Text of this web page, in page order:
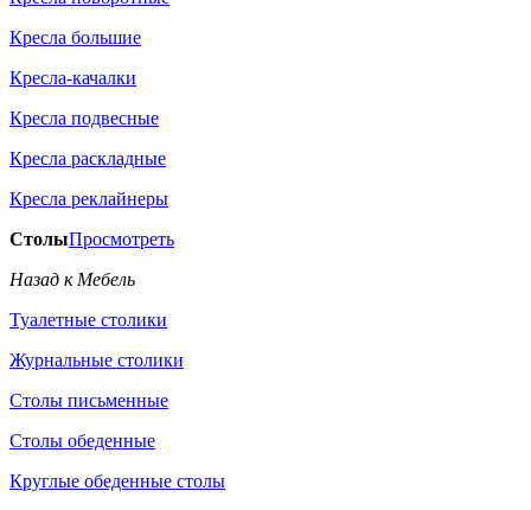
Кресла большие
Кресла-качалки
Кресла подвесные
Кресла раскладные
Кресла реклайнеры
СтолыПросмотреть
Назад к Мебель
Туалетные столики
Журнальные столики
Столы письменные
Столы обеденные
Круглые обеденные столы